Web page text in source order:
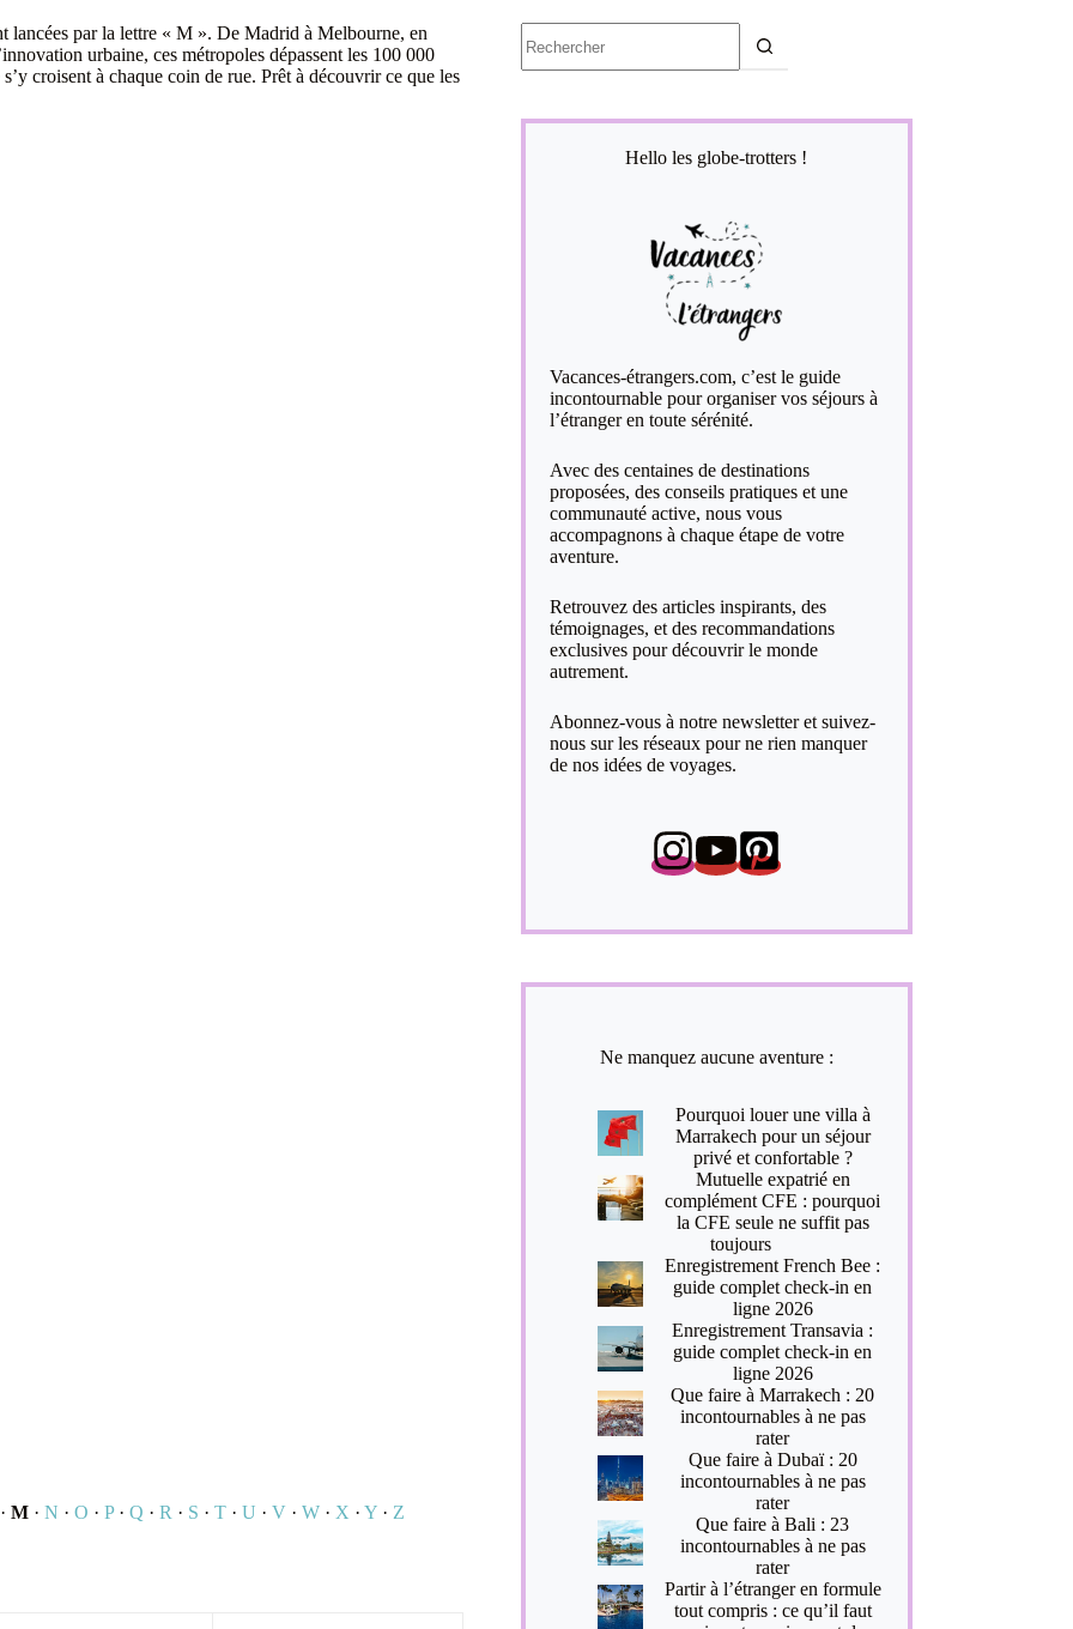
lancées par la lettre « M ». De Madrid à Melbourne, en
urbaine, ces métropoles dépassent les 100 000
croisent à chaque coin de rue. Prêt à découvrir ce que les
· M · N · O · P· Q · R · S · T · U · V · W · X · Y · Z
résultat
Hello les globe-trotters !
Vacances-étrangers.com, c’est le guide
incontournable pour organiser vos séjours à
l’étranger en toute sérénité.
Avec des centaines de destinations
proposées, des conseils pratiques et une
communauté active, nous vous
accompagnons à chaque étape de votre
aventure.
Retrouvez des articles inspirants, des
témoignages, et des recommandations
exclusives pour découvrir le monde
autrement.
Abonnez-vous à notre newsletter et suivez-
nous sur les réseaux pour ne rien manquer
de nos idées de voyages.
Ne manquez aucune aventure :
Pourquoi louer une villa à
Marrakech pour un séjour
privé et confortable ?
Mutuelle expatrié en
complément CFE : pourquoi
la CFE seule ne suffit pas
toujours
Enregistrement French Bee :
guide complet check-in en
ligne 2026
Enregistrement Transavia :
guide complet check-in en
ligne 2026
Que faire à Marrakech : 20
incontournables à ne pas
rater
Que faire à Dubaï : 20
incontournables à ne pas
rater
Que faire à Bali : 23
incontournables à ne pas
rater
Partir à l’étranger en formule
tout compris : ce qu’il faut